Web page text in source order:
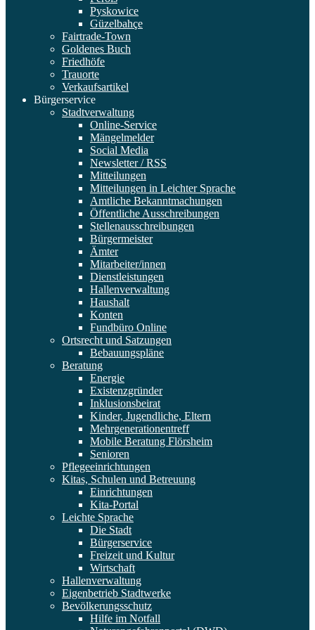
Pyskowice
Güzelbahçe
Fairtrade-Town
Goldenes Buch
Friedhöfe
Trauorte
Verkaufsartikel
Bürgerservice
Stadtverwaltung
Online-Service
Mängelmelder
Social Media
Newsletter / RSS
Mitteilungen
Mitteilungen in Leichter Sprache
Amtliche Bekanntmachungen
Öffentliche Ausschreibungen
Stellenausschreibungen
Bürgermeister
Ämter
Mitarbeiter/innen
Dienstleistungen
Hallenverwaltung
Haushalt
Konten
Fundbüro Online
Ortsrecht und Satzungen
Bebauungspläne
Beratung
Energie
Existenzgründer
Inklusionsbeirat
Kinder, Jugendliche, Eltern
Mehrgenerationentreff
Mobile Beratung Flörsheim
Senioren
Pflegeeinrichtungen
Kitas, Schulen und Betreuung
Einrichtungen
Kita-Portal
Leichte Sprache
Die Stadt
Bürgerservice
Freizeit und Kultur
Wirtschaft
Hallenverwaltung
Eigenbetrieb Stadtwerke
Bevölkerungsschutz
Hilfe im Notfall